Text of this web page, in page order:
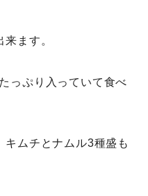
ます。
っぷり入っていて食べ
キムチとナムル3種盛も